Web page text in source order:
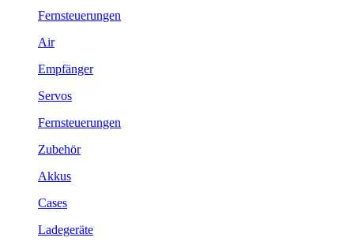
Fernsteuerungen
Air
Empfänger
Servos
Fernsteuerungen
Zubehör
Akkus
Cases
Ladegeräte